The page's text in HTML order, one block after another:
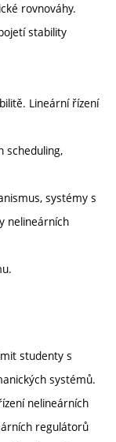
rovnováhy.
stability
Lineární řízení
scheduling,
systémy s
nelineárních
studenty s
systémů.
nelineárních
regulátorů